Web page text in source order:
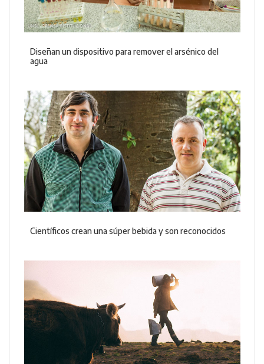
Diseñan un dispositivo para remover el arsénico del
agua
Científicos crean una súper bebida y son reconocidos